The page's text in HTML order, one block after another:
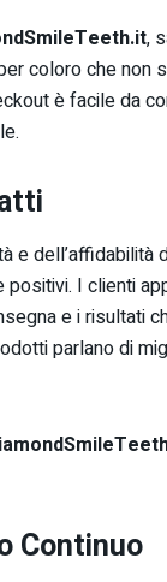
,
coloro che non
è facile da
e dell’affidabilità
I clienti
e i risultati
parlano di
Continuo